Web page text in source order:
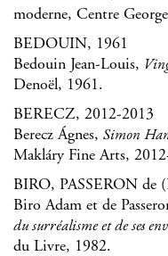
moderne, Centre
BEDOUIN, 1961
Bedouin Jean-Louis,
Denoël, 1961.
BERECZ, 2012-2013
Berecz Ágnes, Simon
Makláry Fine Arts,
BIRO, PASSERON de
Biro Adam et de
du surréalisme et de ses
du Livre, 1982.